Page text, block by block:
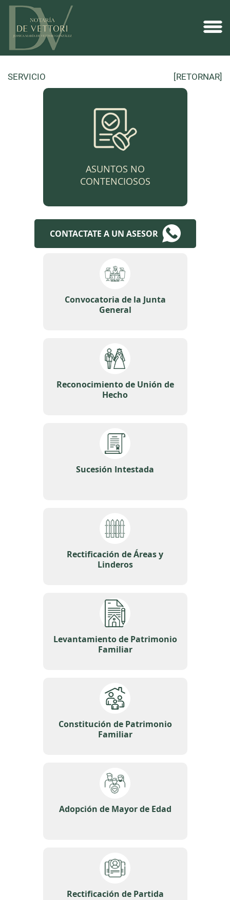
SERVICIO [RETORNAR]
ASUNTOS NO
CONTENCIOSOS
CONTACTATE A UN ASESOR
Convocatoria de la Junta
General
Reconocimiento de Unión de
Hecho
Sucesión Intestada
Rectificación de Áreas y
Linderos
Levantamiento de Patrimonio
Familiar
Constitución de Patrimonio
Familiar
Adopción de Mayor de Edad
Rectificación de Partida